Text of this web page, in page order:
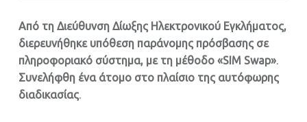
Από τη Διεύθυνση Δίωξης Ηλεκτρονικού Εγκλήματος,
διερευνήθηκε υπόθεση παράνομης πρόσβασης σε
πληροφοριακό σύστημα, με τη μέθοδο «SIM Swap».
Συνελήφθη ένα άτομο στο πλαίσιο της αυτόφωρης
διαδικασίας.